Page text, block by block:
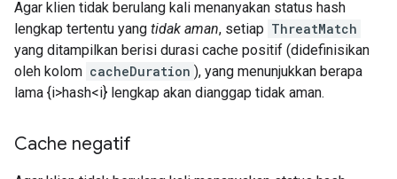
Agar klien tidak berulang kali menanyakan status hash
lengkap tertentu yang tidak aman, setiap ThreatMatch
yang ditampilkan berisi durasi cache positif (didefinisikan
oleh kolom cacheDuration ), yang menunjukkan berapa
lama {i>hash<i} lengkap akan dianggap tidak aman.
Cache negatif